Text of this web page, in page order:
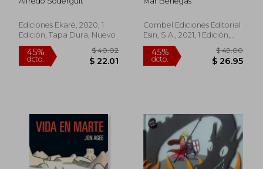
$ 15.68 $
Ediciones Ekaré, 2020, 1
Edición, Tapa Dura, Nuevo
Combel Ediciones Editorial
Esin, S.A., 2021, 1 Edición,
Tapa Dura, Nuevo